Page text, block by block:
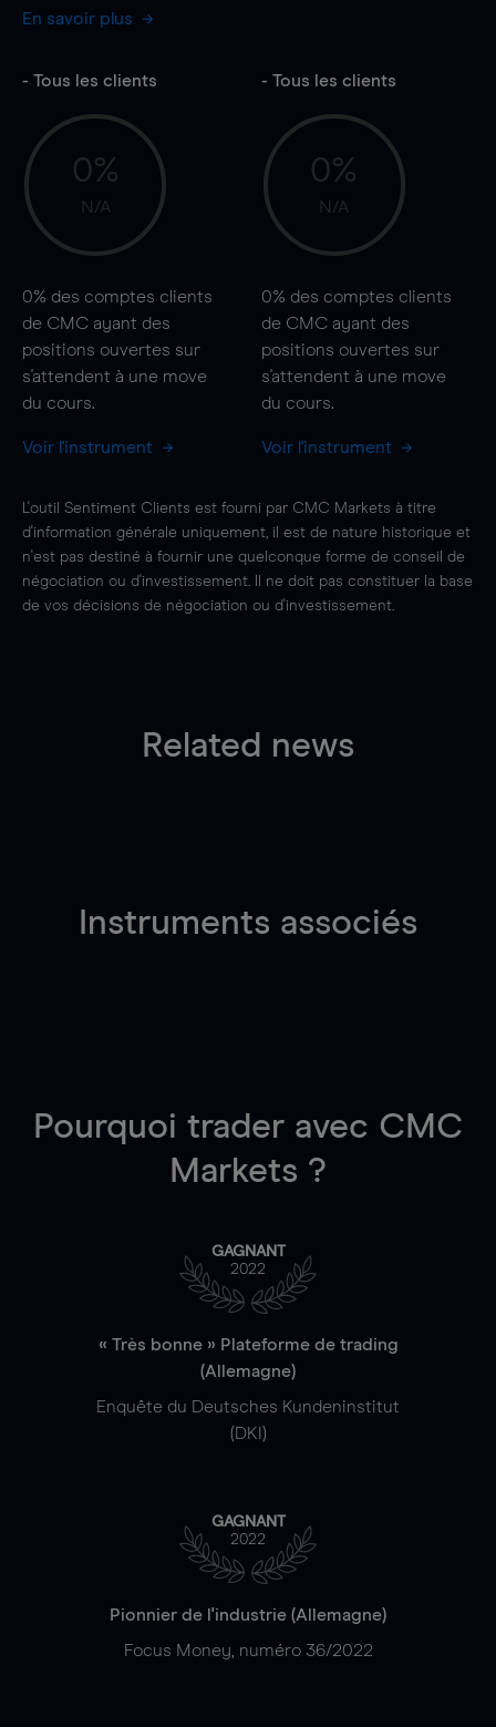
En savoir plus
- Tous les clients
0%
N/A
0% des comptes clients
de CMC ayant des
positions ouvertes sur
s'attendent à une move
du cours.
Voir l'instrument
- Tous les clients
0%
N/A
0% des comptes clients
de CMC ayant des
positions ouvertes sur
s'attendent à une move
du cours.
Voir l'instrument
L'outil Sentiment Clients est fourni par CMC Markets à titre
d'information générale uniquement, il est de nature historique et
n'est pas destiné à fournir une quelconque forme de conseil de
négociation ou d'investissement. Il ne doit pas constituer la base
de vos décisions de négociation ou d'investissement.
Related news
Instruments associés
Pourquoi trader avec CMC
Markets ?
GAGNANT
2022
« Très bonne » Plateforme de trading
(Allemagne)
Enquête du Deutsches Kundeninstitut
(DKI)
GAGNANT
2022
Pionnier de l'industrie (Allemagne)
Focus Money, numéro 36/2022